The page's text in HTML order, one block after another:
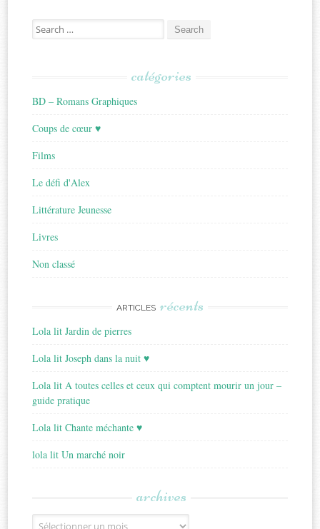
Search
for:
catégories
BD – Romans Graphiques
Coups de cœur ♥
Films
Le défi d'Alex
Littérature Jeunesse
Livres
Non classé
ARTICLES récents
Lola lit Jardin de pierres
Lola lit Joseph dans la nuit ♥
Lola lit A toutes celles et ceux qui comptent mourir un jour –
guide pratique
Lola lit Chante méchante ♥
lola lit Un marché noir
archives
Archives